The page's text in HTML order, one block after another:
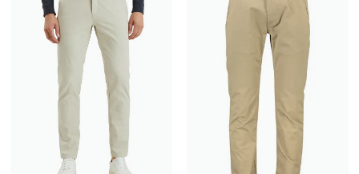
Toevoegen aan favorieten